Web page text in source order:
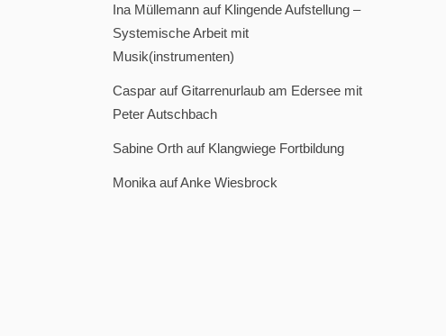
Ina Müllemannauf Klingende Aufstellung –
Systemische Arbeit mit
Musik(instrumenten)
CasparaufGitarrenurlaub am Edersee mit
Peter Autschbach
Sabine Orthauf Klangwiege Fortbildung
MonikaaufAnke Wiesbrock